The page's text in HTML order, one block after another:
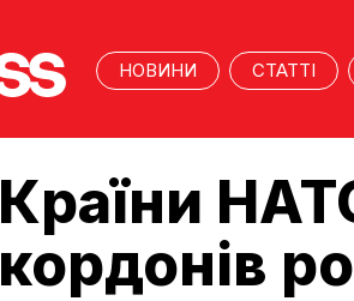
НОВИНИ СТАТТІ
Країни
кордонів